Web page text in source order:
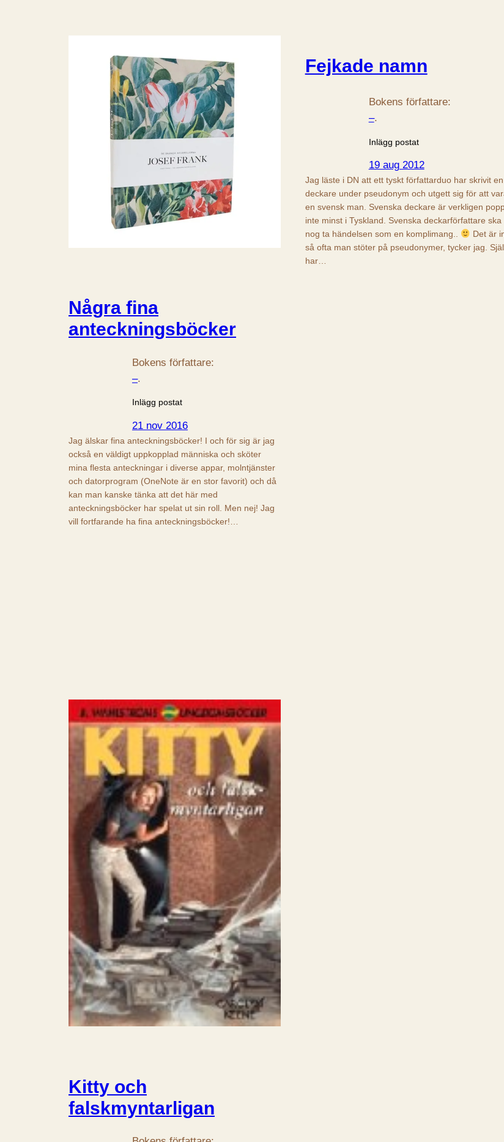
Några fina
anteckningsböcker
Bokens författare:
–.
Inlägg postat
21 nov 2016
Jag älskar fina anteckningsböcker! I och för sig är jag
också en väldigt uppkopplad människa och sköter
mina flesta anteckningar i diverse appar, molntjänster
och datorprogram (OneNote är en stor favorit) och då
kan man kanske tänka att det här med
anteckningsböcker har spelat ut sin roll. Men nej! Jag
vill fortfarande ha fina anteckningsböcker!…
Fejkade namn
Bokens författare:
–.
Inlägg postat
19 aug 2012
Jag läste i DN att ett tyskt författarduo har skrivit en
deckare under pseudonym och utgett sig för att
en svensk man. Svenska deckare är verkligen
inte minst i Tyskland. Svenska deckarförfattare ska
nog ta händelsen som en komplimang..
Det är
så ofta man stöter på pseudonymer, tycker jag.
har…
Kitty och
falskmyntarligan